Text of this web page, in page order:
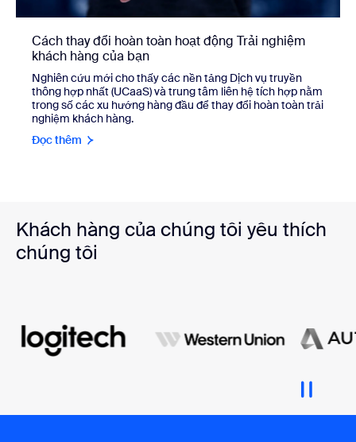
Cách thay đổi hoàn toàn hoạt động Trải nghiệm
khách hàng của bạn
Nghiên cứu mới cho thấy các nền tảng Dịch vụ truyền
thông hợp nhất (UCaaS) và trung tâm liên hệ tích hợp nằm
trong số các xu hướng hàng đầu để thay đổi hoàn toàn trải
nghiệm khách hàng.
Đọc thêm
Khách hàng của chúng tôi yêu thích
chúng tôi